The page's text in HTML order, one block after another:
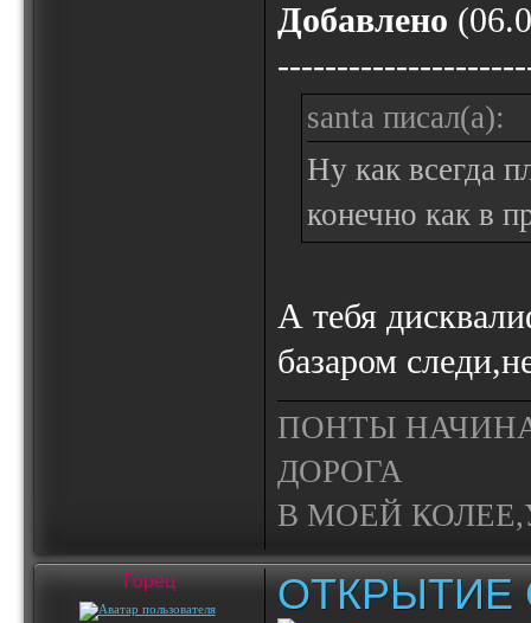
Добавлено
santa писал(а):
Ну как всегда
конечно как в
А тебя
базаром
ПОНТЫ
ДОРОГА
В МОЕЙ
Горец ОТКРЫТИЕ